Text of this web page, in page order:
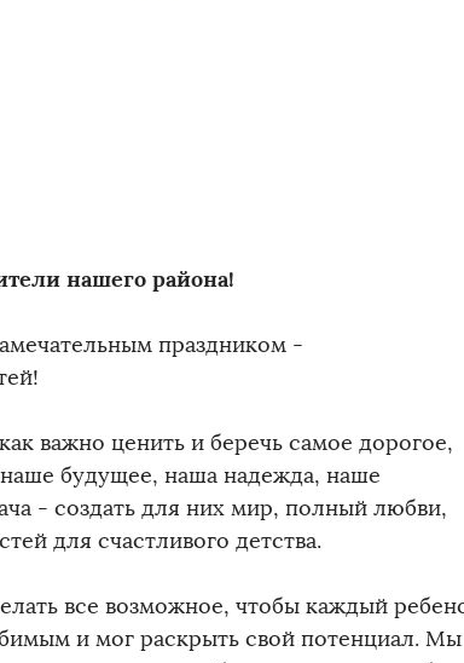
нашего района!
праздником -
важно ценить и беречь самое дорогое,
будущее, наша надежда, наше
- создать для них мир, полный любви,
для счастливого детства.
все возможное, чтобы каждый
и мог раскрыть свой потенциал. Мы